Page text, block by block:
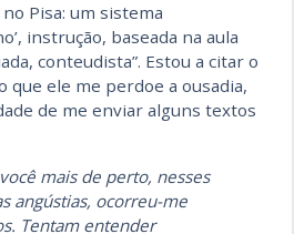
Pisa: um sistema
instrução, baseada na aula
conteudista”. Estou a citar o
que ele me perdoe a ousadia,
de me enviar alguns textos
mais de perto, nesses
angústias, ocorreu-me
Tentam entender